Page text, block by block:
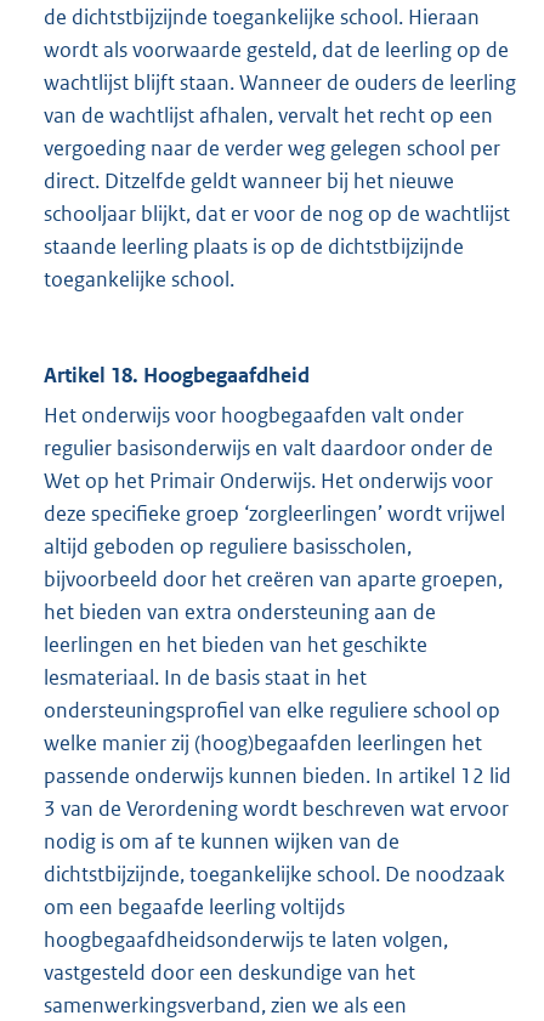
de dichtstbijzijnde toegankelijke school. Hieraan
wordt als voorwaarde gesteld, dat de leerling op de
wachtlijst blijft staan. Wanneer de ouders de leerling
van de wachtlijst afhalen, vervalt het recht op een
vergoeding naar de verder weg gelegen school per
direct. Ditzelfde geldt wanneer bij het nieuwe
schooljaar blijkt, dat er voor de nog op de wachtlijst
staande leerling plaats is op de dichtstbijzijnde
toegankelijke school.
Artikel 18. Hoogbegaafdheid
Het onderwijs voor hoogbegaafden valt onder
regulier basisonderwijs en valt daardoor onder de
Wet op het Primair Onderwijs. Het onderwijs voor
deze specifieke groep ‘zorgleerlingen’ wordt vrijwel
altijd geboden op reguliere basisscholen,
bijvoorbeeld door het creëren van aparte groepen,
het bieden van extra ondersteuning aan de
leerlingen en het bieden van het geschikte
lesmateriaal. In de basis staat in het
ondersteuningsprofiel van elke reguliere school op
welke manier zij (hoog)begaafden leerlingen het
passende onderwijs kunnen bieden. In artikel 12 lid
3 van de Verordening wordt beschreven wat ervoor
nodig is om af te kunnen wijken van de
dichtstbijzijnde, toegankelijke school. De noodzaak
om een begaafde leerling voltijds
hoogbegaafdheidsonderwijs te laten volgen,
vastgesteld door een deskundige van het
samenwerkingsverband, zien we als een